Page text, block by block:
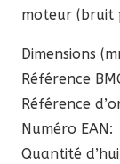
moteur (bruit
Dimensions
Référence
Référence
Numéro EAN:
Quantité